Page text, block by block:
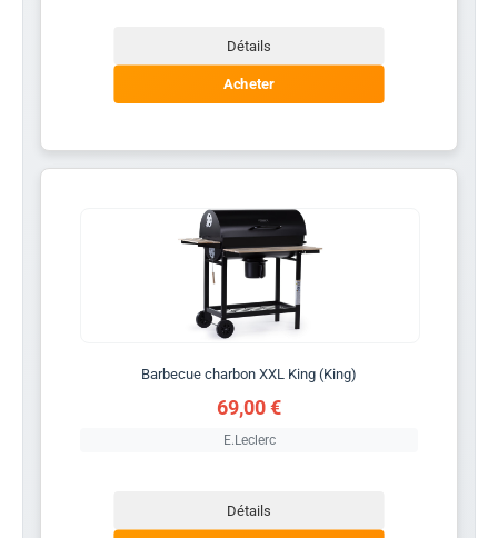
Détails
Acheter
Barbecue charbon XXL King (King)
69,00 €
E.Leclerc
Détails